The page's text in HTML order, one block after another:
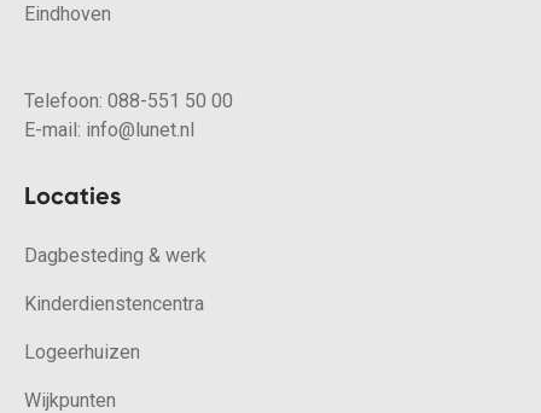
Eindhoven
Telefoon: 088-551 50 00
E-mail: info@lunet.nl
Locaties
Dagbesteding & werk
Kinderdienstencentra
Logeerhuizen
Wijkpunten